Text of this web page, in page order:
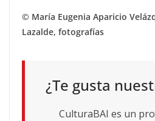
© María Eugenia Aparicio
Lazalde, fotografías
¿Te gusta
CulturaBAI es un